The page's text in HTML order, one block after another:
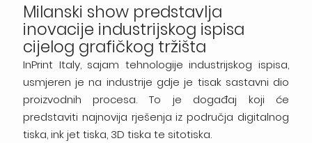
Milanski show predstavlja
inovacije industrijskog ispisa
cijelog grafičkog tržišta
InPrint Italy, sajam tehnologije industrijskog ispisa,
usmjeren je na industrije gdje je tisak sastavni dio
proizvodnih procesa. To je događaj koji će
predstaviti najnovija rješenja iz područja digitalnog
tiska, ink jet tiska, 3D tiska te sitotiska.